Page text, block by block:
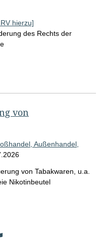
hierzu]
des Rechts der
von
Außenhandel,
von Tabakwaren, u.a.
Nikotinbeutel